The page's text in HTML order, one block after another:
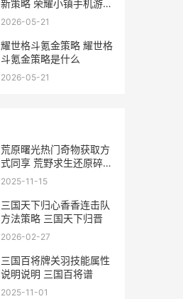
新策略 荣耀小镇手机游戏
推荐
2026-05-21
耀世格斗氪金策略 耀世格
斗氪金策略是什么
2026-05-21
荒原曙光热门奇物获取方
式同享 荒野求生还原碎片
曙光将现解法
2025-11-15
三国天下归心香香连击队
方法策略 三国天下归晋
2026-02-27
三国百将牌关羽技能属性
说明说明 三国百将谱
2025-11-01